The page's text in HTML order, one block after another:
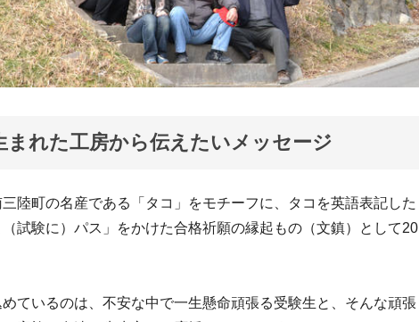
まれた工房から伝えたいメッセージ
陸町の名産である「タコ」をモチーフに、タコを英語表記した
（試験に）パス」をかけた合格祈願の縁起もの（文鎮）として20
ているのは、不安な中で一生懸命頑張る受験生と、そんな頑張